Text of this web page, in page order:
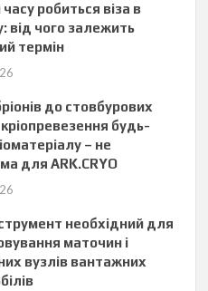
часу робиться віза в
від чого залежить
термін
до стовбурових
кріопревезення будь-
– не
для ARK.CRYO
необхідний для
маточин і
вузлів вантажних